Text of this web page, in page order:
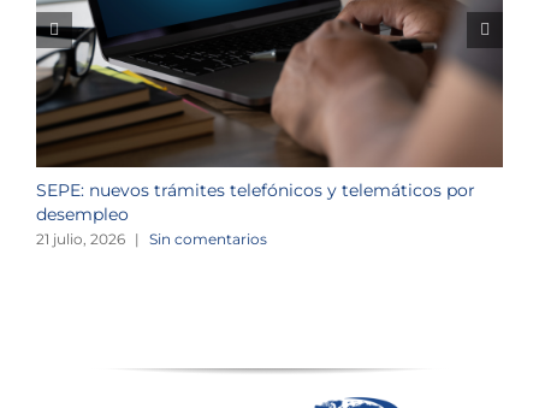
SEPE: nuevos trámites telefónicos y telemáticos por
desempleo
21 julio, 2026 | Sin comentarios